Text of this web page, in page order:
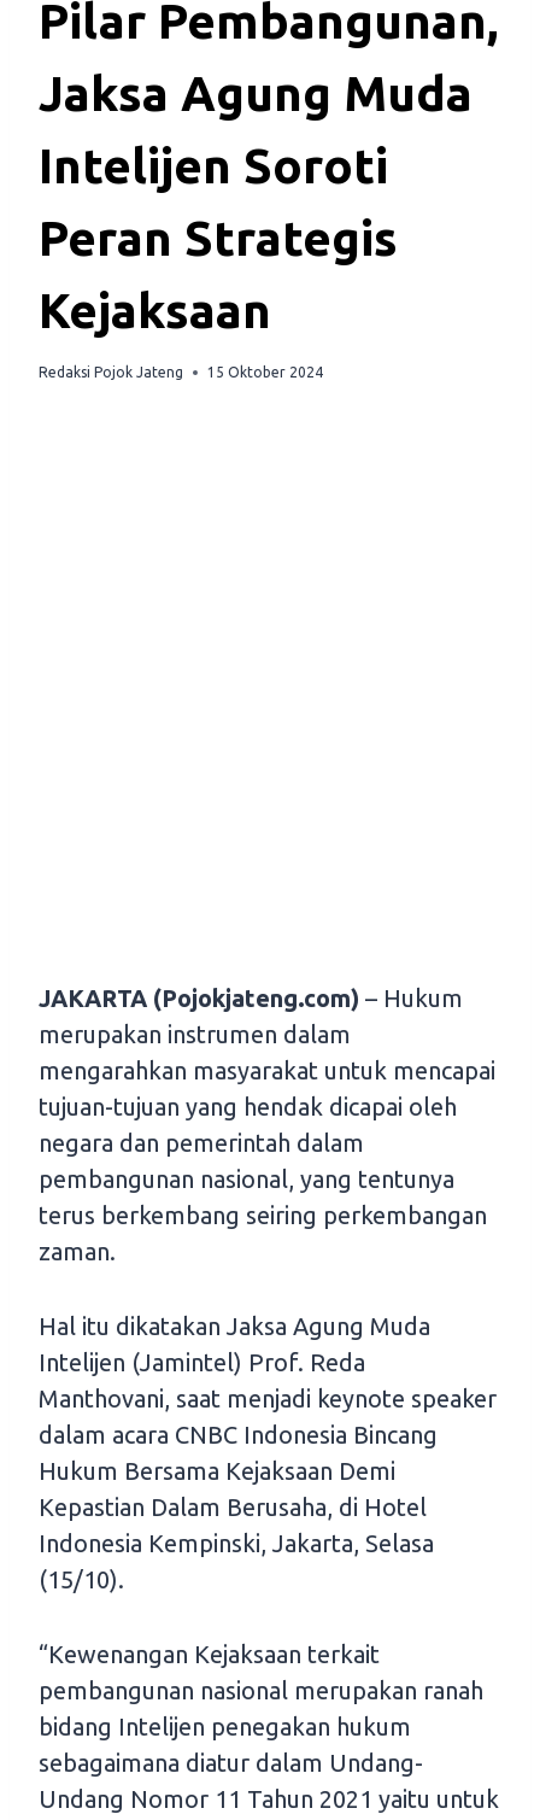
Pilar Pembangunan,
Jaksa Agung Muda
Intelijen Soroti
Peran Strategis
Kejaksaan
Redaksi Pojok Jateng 15 Oktober 2024
JAKARTA (Pojokjateng.com) – Hukum
merupakan instrumen dalam
mengarahkan masyarakat untuk mencapai
tujuan-tujuan yang hendak dicapai oleh
negara dan pemerintah dalam
pembangunan nasional, yang tentunya
terus berkembang seiring perkembangan
zaman.
Hal itu dikatakan Jaksa Agung Muda
Intelijen (Jamintel) Prof. Reda
Manthovani, saat menjadi keynote speaker
dalam acara CNBC Indonesia Bincang
Hukum Bersama Kejaksaan Demi
Kepastian Dalam Berusaha, di Hotel
Indonesia Kempinski, Jakarta, Selasa
(15/10).
“Kewenangan Kejaksaan terkait
pembangunan nasional merupakan ranah
bidang Intelijen penegakan hukum
sebagaimana diatur dalam Undang-
Undang Nomor 11 Tahun 2021 yaitu untuk